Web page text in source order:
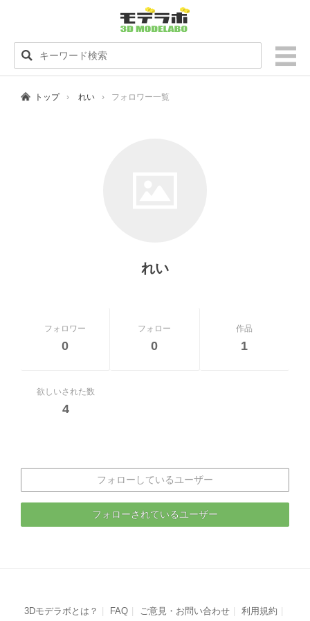
トップ れい フォロワー一覧
れい
フォロワー
0
フォロー
0
作品
1
欲しいされた数
4
フォローしているユーザー
フォローされているユーザー
3Dモデラボとは？ FAQ ご意見・お問い合わせ
利用規約